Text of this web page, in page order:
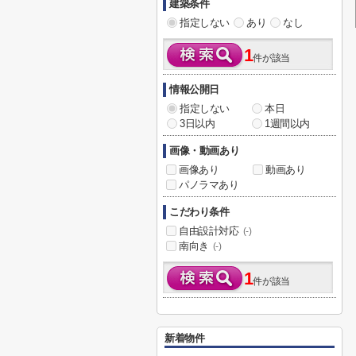
建築条件
指定しない
あり なし
1件が該当
情報公開日
指定しない
本日
3日以内
1週間以内
画像・動画あり
画像あり
動画あり
パノラマあり
こだわり条件
自由設計対応 (-)
南向き (-)
1件が該当
新着物件